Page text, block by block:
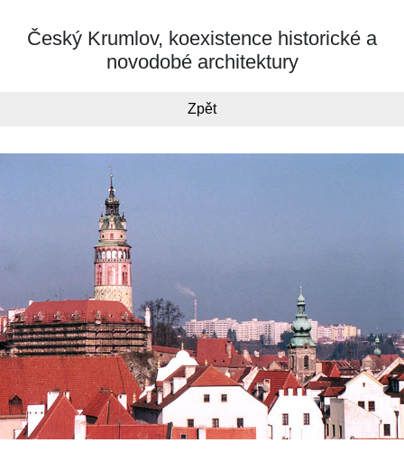
Český Krumlov, koexistence historické a
novodobé architektury
Zpět